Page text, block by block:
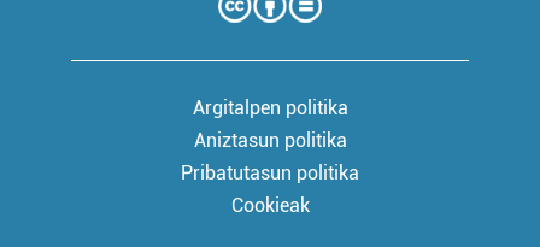
Argitalpen politika
Aniztasun politika
Pribatutasun politika
Cookieak